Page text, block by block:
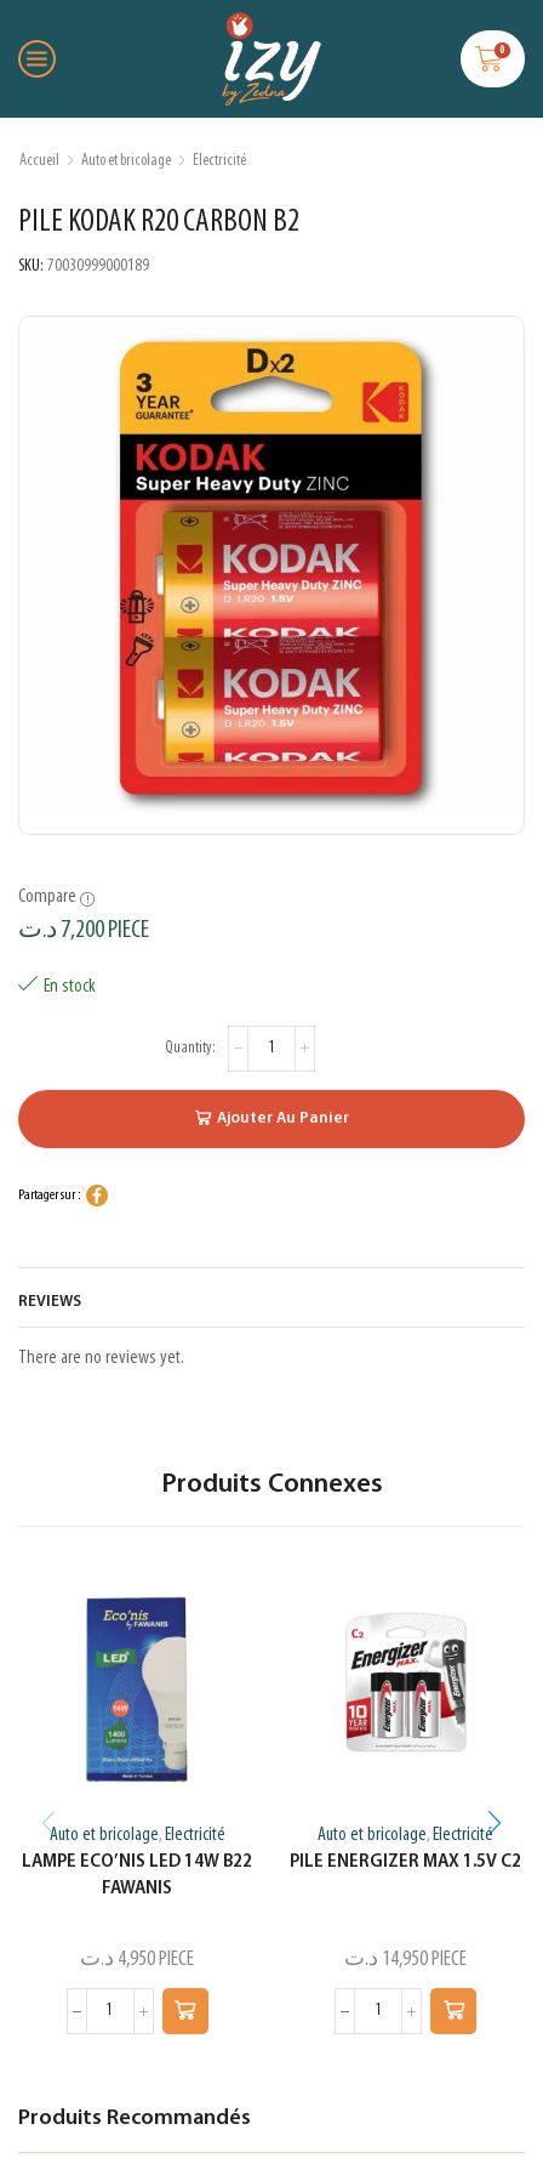
0
Accueil Auto et bricolage Electricité
PILE KODAK R20 CARBON B2
SKU: 70030999000189
Compare
7,200د.ت PIECE
En stock
Ajouter Au Panier
Partager sur :
REVIEWS
There are no reviews yet.
Produits Connexes
Auto et bricolage, Electricité
LAMPE ECO’NIS LED 14W B22
FAWANIS
4,950 د.ت PIECE
Auto et bricolage, Electricité
PILE ENERGIZER MAX 1.5V C2
14,950 د.ت PIECE
Produits Recommandés